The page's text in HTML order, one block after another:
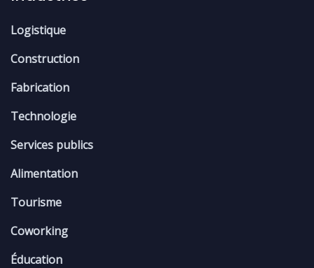
Logistique
Construction
Fabrication
Technologie
Services publics
Alimentation
Tourisme
Coworking
Éducation